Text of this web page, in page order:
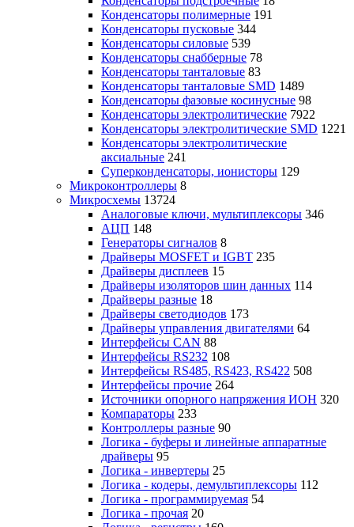
Конденсаторы полимерные 191
Конденсаторы пусковые 344
Конденсаторы силовые 539
Конденсаторы снабберные 78
Конденсаторы танталовые 83
Конденсаторы танталовые SMD 1489
Конденсаторы фазовые косинусные 98
Конденсаторы электролитические 7922
Конденсаторы электролитические SMD 1221
Конденсаторы электролитические
аксиальные 241
Суперконденсаторы, ионисторы 129
Микроконтроллеры 8
Микросхемы 13724
Аналоговые ключи, мультиплексоры 346
АЦП 148
Генераторы сигналов 8
Драйверы MOSFET и IGBT 235
Драйверы дисплеев 15
Драйверы изоляторов шин данных 114
Драйверы разные 18
Драйверы светодиодов 173
Драйверы управления двигателями 64
Интерфейсы CAN 88
Интерфейсы RS232 108
Интерфейсы RS485, RS423, RS422 508
Интерфейсы прочие 264
Источники опорного напряжения ИОН 320
Компараторы 233
Контроллеры разные 90
Логика - буферы и линейные аппаратные
драйверы 95
Логика - инвертеры 25
Логика - кодеры, демультиплексоры 112
Логика - программируемая 54
Логика - прочая 20